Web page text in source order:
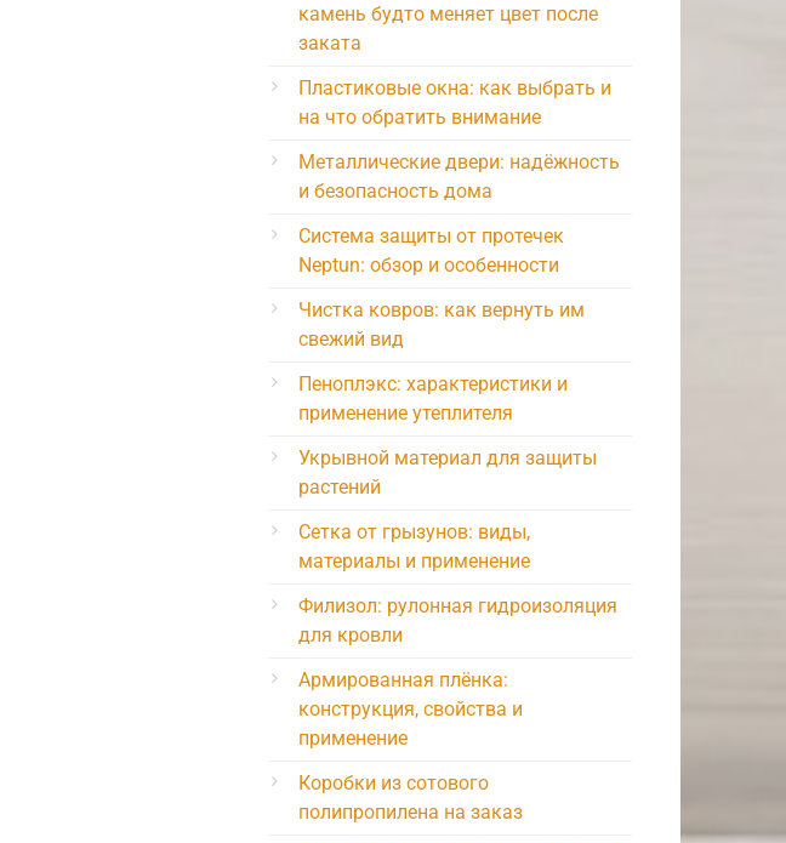
камень будто меняет цвет после
заката
Пластиковые окна: как выбрать и
на что обратить внимание
Металлические двери: надёжность
и безопасность дома
Система защиты от протечек
Neptun: обзор и особенности
Чистка ковров: как вернуть им
свежий вид
Пеноплэкс: характеристики и
применение утеплителя
Укрывной материал для защиты
растений
Сетка от грызунов: виды,
материалы и применение
Филизол: рулонная гидроизоляция
для кровли
Армированная плёнка:
конструкция, свойства и
применение
Коробки из сотового
полипропилена на заказ